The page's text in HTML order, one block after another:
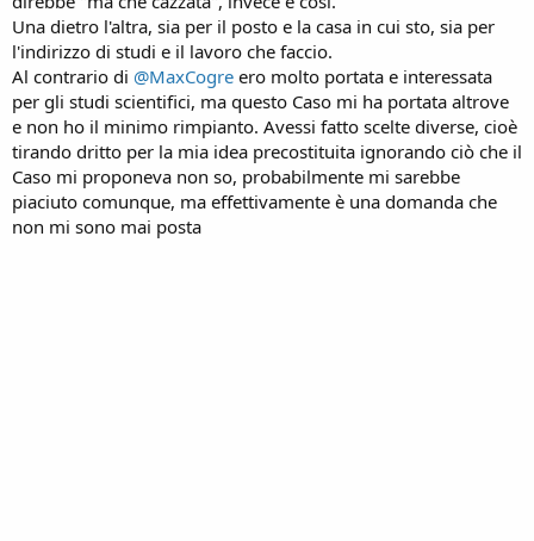
Una dietro l'altra, sia per il posto e la casa in cui sto, sia per
l'indirizzo di studi e il lavoro che faccio.
Al contrario di @MaxCogre ero molto portata e interessata
per gli studi scientifici, ma questo Caso mi ha portata altrove
e non ho il minimo rimpianto. Avessi fatto scelte diverse, cioè
tirando dritto per la mia idea precostituita ignorando ciò che il
Caso mi proponeva non so, probabilmente mi sarebbe
piaciuto comunque, ma effettivamente è una domanda che
non mi sono mai posta